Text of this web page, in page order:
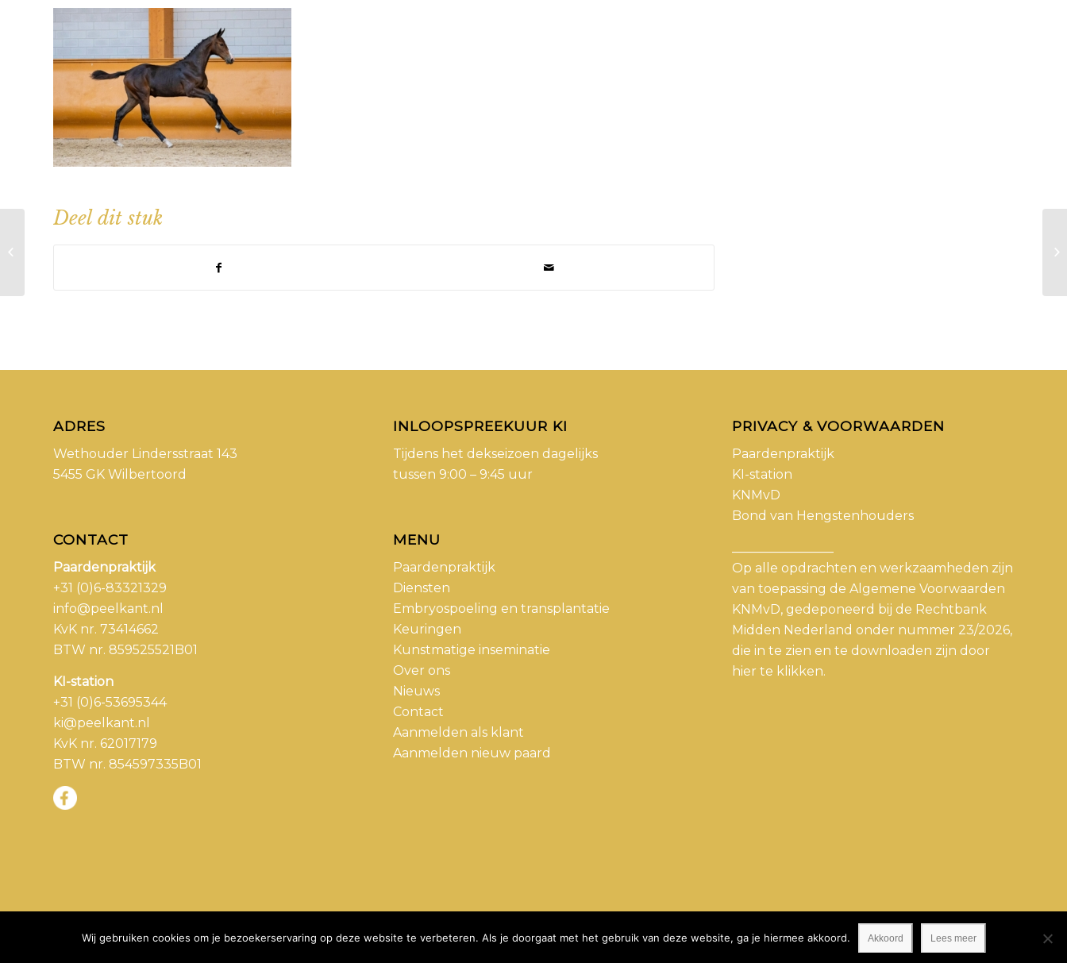
Deel dit stuk
ADRES
Wethouder Lindersstraat 143
5455 GK Wilbertoord
CONTACT
Paardenpraktijk
+31 (0)6-83321329
info@peelkant.nl
KvK nr. 73414662
BTW nr. 859525521B01
KI-station
+31 (0)6-53695344
ki@peelkant.nl
KvK nr. 62017179
BTW nr. 854597335B01
INLOOPSPREEKUUR KI
Tijdens het dekseizoen dagelijks
tussen 9:00 – 9:45 uur
MENU
Paardenpraktijk
Diensten
Embryospoeling en transplantatie
Keuringen
Kunstmatige inseminatie
Over ons
Nieuws
Contact
Aanmelden als klant
Aanmelden nieuw paard
PRIVACY & VOORWAARDEN
Paardenpraktijk
KI-station
KNMvD
Bond van Hengstenhouders
Op alle opdrachten en werkzaamheden zijn
van toepassing de Algemene Voorwaarden
KNMvD, gedeponeerd bij de Rechtbank
Midden Nederland onder nummer 23/2026,
die in te zien en te downloaden zijn door
hier te klikken.
© Copyright De Peelkant • Website doorNewmore
Wij gebruiken cookies om je bezoekerservaring op deze website te verbeteren. Als je doorgaat met het gebruik van deze website, ga je hiermee akkoord. Akkoord Lees meer